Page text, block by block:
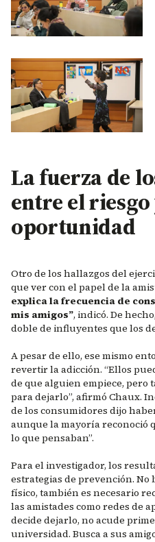
La fuerza de
entre el
oportunidad
Otro de los hallazgos del
que ver con el papel de la
explica la frecuencia de
mis amigos”, indicó. De
doble de influyentes que los
A pesar de ello, ese mismo
revertir la adicción. “Ellos
de que alguien empiece, pero
para dejarlo”, afirmó Chaux.
de los consumidores dijo
aunque la mayoría reconoció
lo que pensaban”.
Para el investigador, los
estrategias de prevención.
físico, también es necesario
las amistades como redes de
decide dejarlo, no acude
universidad. Busca a sus